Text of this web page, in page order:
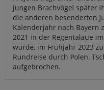
jungen Brachvögel später
die anderen besenderten
Kalenderjahr nach Bayern
2021 in der Regentalaue
wurde, im Frühjahr 2023
Rundreise durch Polen,
aufgebrochen.